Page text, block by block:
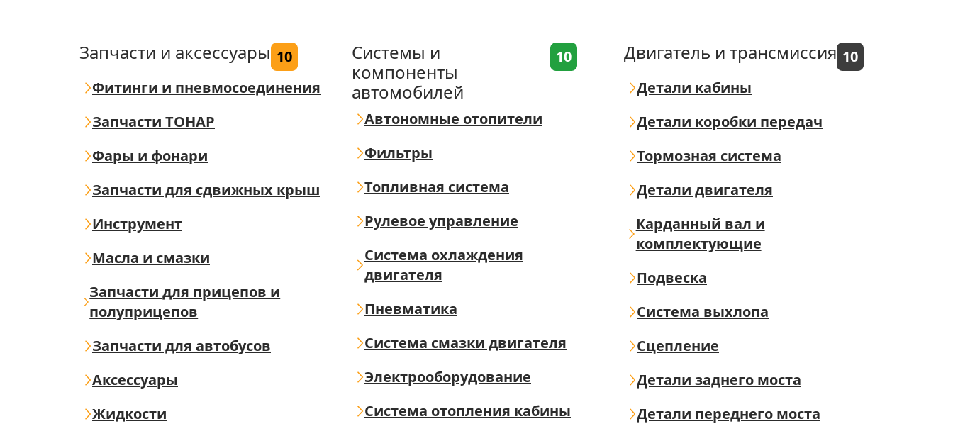
Запчасти и аксессуары 10
Фитинги и пневмосоединения
Запчасти ТОНАР
Фары и фонари
Запчасти для сдвижных крыш
Инструмент
Масла и смазки
Запчасти для прицепов и
полуприцепов
Запчасти для автобусов
Аксессуары
Жидкости
Системы и
компоненты
автомобилей
10
Автономные отопители
Фильтры
Топливная система
Рулевое управление
Система охлаждения
двигателя
Пневматика
Система смазки двигателя
Электрооборудование
Система отопления кабины
Двигатель и трансмиссия 10
Детали кабины
Детали коробки передач
Тормозная система
Детали двигателя
Карданный вал и
комплектующие
Подвеска
Система выхлопа
Сцепление
Детали заднего моста
Детали переднего моста